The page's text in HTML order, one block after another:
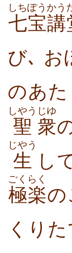
七宝
しちぽう
講
かう
び､ お
のあた
聖
しやう
衆
じゆ
生
じやう
し
極楽
ごくらく
の
くり